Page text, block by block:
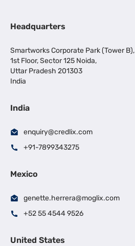
Headquarters
Smartworks Corporate Park (Tower B),
1st Floor, Sector 125 Noida,
Uttar Pradesh 201303
India
India
enquiry@credlix.com
+91-7899343275
Mexico
genette.herrera@moglix.com
+52 55 4544 9526
United States